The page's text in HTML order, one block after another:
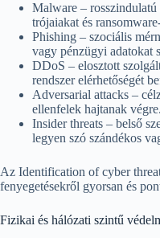
Malware –
trójaiakat és
Phishing – szociális
vagy pénzügyi adatokat
DDoS – elosztott
rendszer elérhetőségét
Adversarial attacks –
ellenfelek hajtanak végre.
Insider threats – belső
legyen szó szándékos
Az Identification of cyber
fenyegetésekről gyorsan és
Fizikai és hálózati szintű